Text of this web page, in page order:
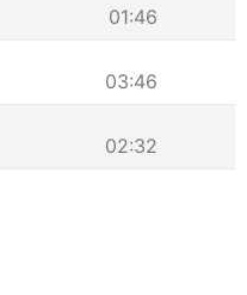
01:46
03:46
02:32